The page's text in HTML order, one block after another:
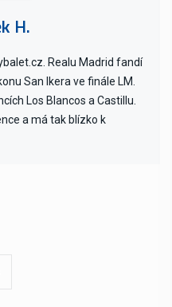
H.
Realu Madrid fandí
San Ikera ve finále LM.
Los Blancos a Castillu.
a má tak blízko k